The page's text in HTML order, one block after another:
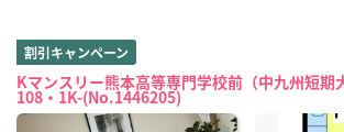
割引キャンペーン
Kマンスリー熊本高等専門学校前（中九州短期
108・1K-(No.1446205)